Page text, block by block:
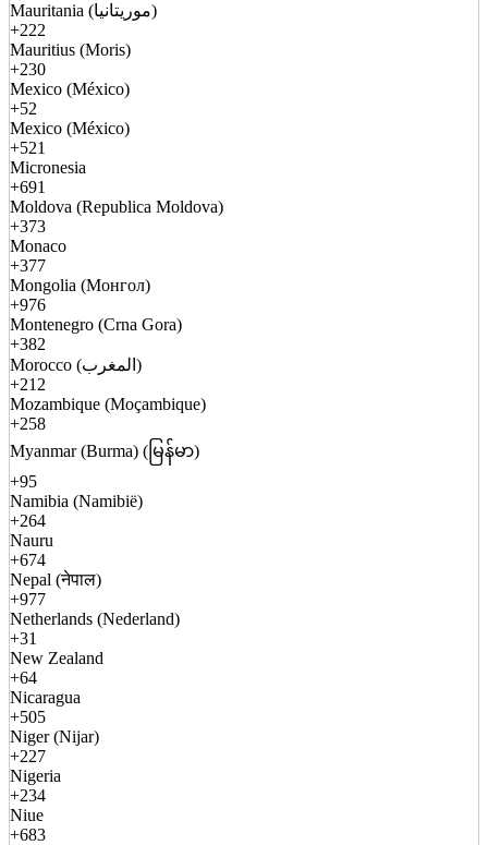
Mauritania (موريتانيا)
+222
Mauritius (Moris)
+230
Mexico (México)
+52
Mexico (México)
+521
Micronesia
+691
Moldova (Republica Moldova)
+373
Monaco
+377
Mongolia (Монгол)
+976
Montenegro (Crna Gora)
+382
Morocco (المغرب)
+212
Mozambique (Moçambique)
+258
Myanmar (Burma) (မြန်မာ)
+95
Namibia (Namibië)
+264
Nauru
+674
Nepal (नेपाल)
+977
Netherlands (Nederland)
+31
New Zealand
+64
Nicaragua
+505
Niger (Nijar)
+227
Nigeria
+234
Niue
+683